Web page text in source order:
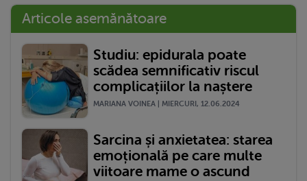
Articole asemănătoare
Studiu: epidurala poate
scădea semnificativ riscul
complicațiilor la naștere
MARIANA VOINEA | MIERCURI, 12.06.2024
Sarcina și anxietatea: starea
emoțională pe care multe
viitoare mame o ascund